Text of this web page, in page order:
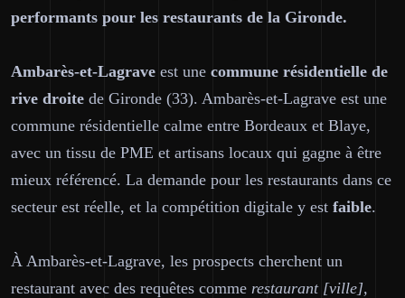
performants pour les restaurants de la Gironde.
Ambarès-et-Lagrave est une commune résidentielle de
rive droite de Gironde (33). Ambarès-et-Lagrave est une
commune résidentielle calme entre Bordeaux et Blaye,
avec un tissu de PME et artisans locaux qui gagne à être
mieux référencé. La demande pour les restaurants dans ce
secteur est réelle, et la compétition digitale y est faible.
À Ambarès-et-Lagrave, les prospects cherchent un
restaurant avec des requêtes comme restaurant [ville],